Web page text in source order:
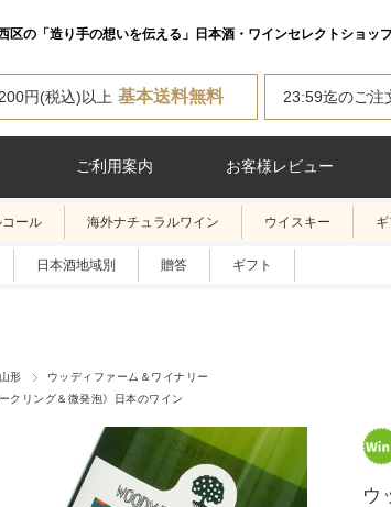
区の「造り手の想いを伝える」日本酒・ワインセレクトショッ
円(税込)以上 基本送料無料 23:59迄のご注
ご利用案内 お客様レビュー
ール 海外ナチュラルワイン ウイスキー ギ
日本酒地域別 贈答 ギフト
山形
ウッディファーム＆ワイナリー
ークリング＆微発泡》日本のワイン
ウ